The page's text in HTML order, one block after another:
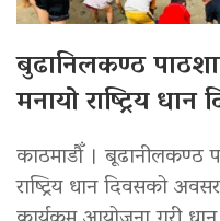
बुढानिलकण्ठ
मनायो राष्ट्रिय धान
काठमाडौँ । बूढानीलकण्ठ
राष्ट्रिय धान दिवसको